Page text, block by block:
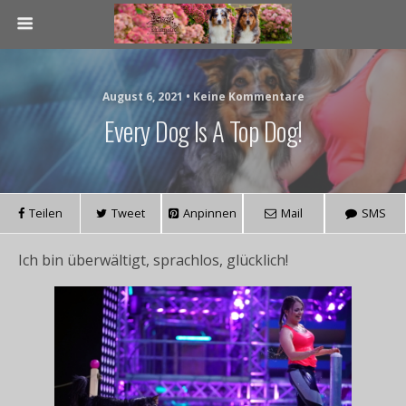
August 6, 2021 • Keine Kommentare
Every Dog Is A Top Dog!
Teilen Tweet Anpinnen Mail SMS
Ich bin überwältigt, sprachlos, glücklich!